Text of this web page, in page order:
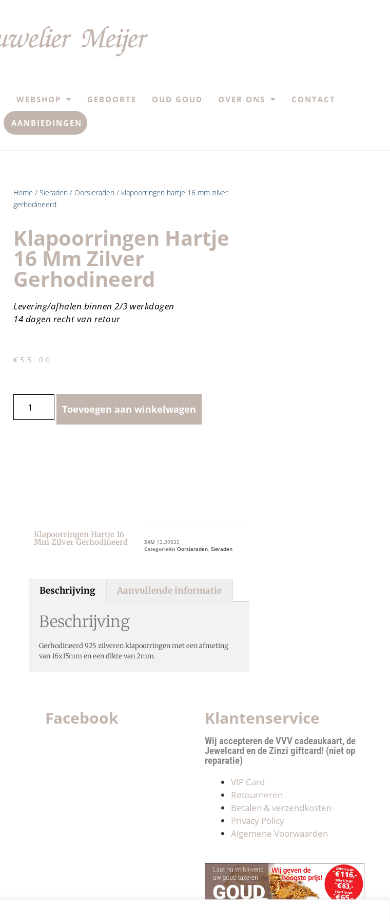
WEBSHOP GEBOORTE OUD GOUD OVER ONS CONTACT
AANBIEDINGEN
Home / Sieraden / Oorsieraden / klapoorringen hartje 16 mm zilver
gerhodineerd
Klapoorringen Hartje
16 Mm Zilver
Gerhodineerd
Levering/afhalen binnen 2/3 werkdagen
14 dagen recht van retour
€ 55.00
Toevoegen aan winkelwagen
Klapoorringen Hartje 16
Mm Zilver Gerhodineerd SKU 13.39835
Categorieën Oorsieraden, Sieraden
Beschrijving Aanvullende informatie
Beschrijving
Gerhodineerd 925 zilveren klapoorringen met een afmeting
van 16x15mm en een dikte van 2mm.
Facebook Klantenservice
Wij accepteren de VVV cadeaukaart, de
Jewelcard en de Zinzi giftcard! (niet op
reparatie)
VIP Card
Retourneren
Betalen & verzendkosten
Privacy Policy
Algemene Voorwaarden